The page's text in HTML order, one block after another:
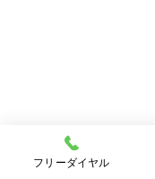
フリーダイヤル